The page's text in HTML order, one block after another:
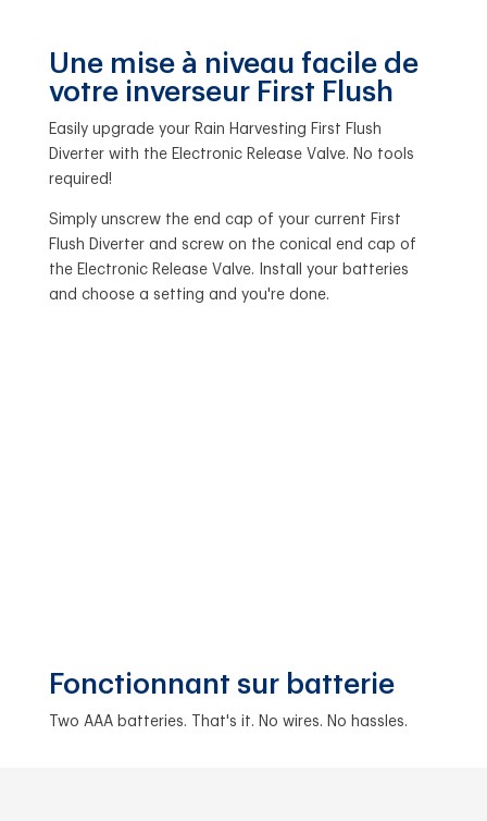
Une mise à niveau facile de
votre inverseur First Flush
Easily upgrade your Rain Harvesting First Flush
Diverter with the Electronic Release Valve. No tools
required!
Simply unscrew the end cap of your current First
Flush Diverter and screw on the conical end cap of
the Electronic Release Valve. Install your batteries
and choose a setting and you're done.
Fonctionnant sur batterie
Two AAA batteries. That's it. No wires. No hassles.